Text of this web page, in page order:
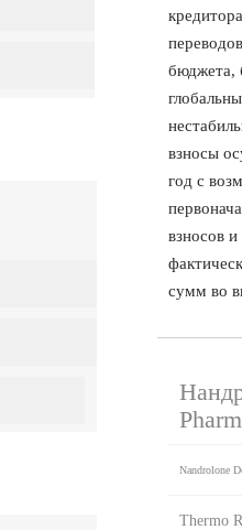
бюджета,
взносы
год с
взносов
сумм во
Nandrolone
Thermo